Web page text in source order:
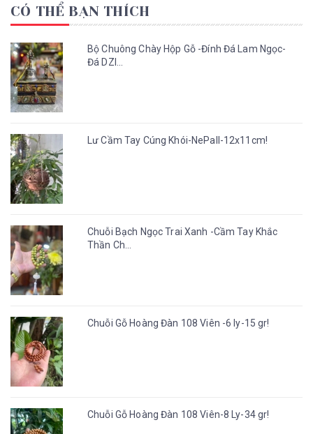
CÓ THỂ BẠN THÍCH
Bộ Chuông Chày Hộp Gỗ -Đính Đá Lam Ngọc-
Đá DZI...
Lư Cầm Tay Cúng Khói-NePall-12x11cm!
Chuỗi Bạch Ngọc Trai Xanh -Cầm Tay Khắc
Thần Ch...
Chuỗi Gỗ Hoàng Đàn 108 Viên -6 ly-15 gr!
Chuỗi Gỗ Hoàng Đàn 108 Viên-8 Ly-34 gr!